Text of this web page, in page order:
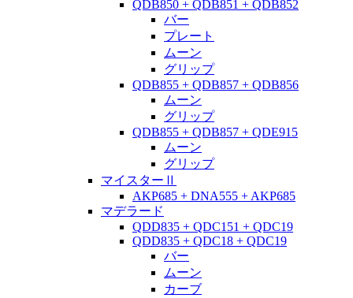
QDB850 + QDB851 + QDB852
バー
プレート
ムーン
グリップ
QDB855 + QDB857 + QDB856
ムーン
グリップ
QDB855 + QDB857 + QDE915
ムーン
グリップ
マイスターⅡ
AKP685 + DNA555 + AKP685
マデラード
QDD835 + QDC151 + QDC19
QDD835 + QDC18 + QDC19
バー
ムーン
カーブ